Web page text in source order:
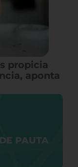
propicia
aponta
PAUTA